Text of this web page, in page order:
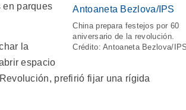
China prepara festejos por 60
aniversario de la revolución.
Crédito: Antoaneta Bezlova/
en parques
la
espacio
prefirió fijar una rígida